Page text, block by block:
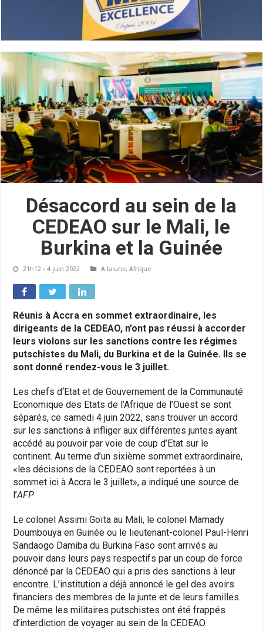
Désaccord au sein de la
CEDEAO sur le Mali, le
Burkina et la Guinée
21h12 - 4 juin 2022 A la une,Afrique
Réunis à Accra en sommet extraordinaire, les
dirigeants de la CEDEAO, n’ont pas réussi à accorder
leurs violons sur les sanctions contre les régimes
putschistes du Mali, du Burkina et de la Guinée. Ils se
sont donné rendez-vous le 3 juillet.
Les chefs d‘Etat et de Gouvernement de la Communauté
Economique des Etats de l’Afrique de l’Ouest se sont
séparés, ce samedi 4 juin 2022, sans trouver un accord
sur les sanctions à infliger aux différentes juntes ayant
accédé au pouvoir par voie de coup d’Etat sur le
continent. Au terme d’un sixième sommet extraordinaire,
«les décisions de la CEDEAO sont reportées à un
sommet ici à Accra le 3 juillet», a indiqué une source de
l’AFP.
Le colonel Assimi Goïta au Mali, le colonel Mamady
Doumbouya en Guinée ou le lieutenant-colonel Paul-Henri
Sandaogo Damiba du Burkina Faso sont arrivés au
pouvoir dans leurs pays respectifs par un coup de force
dénoncé par la CEDEAO qui a pris des sanctions à leur
encontre. L’institution a déjà annoncé le gel des avoirs
financiers des membres de la junte et de leurs familles.
De même les militaires putschistes ont été frappés
d’interdiction de voyager au sein de la CEDEAO.